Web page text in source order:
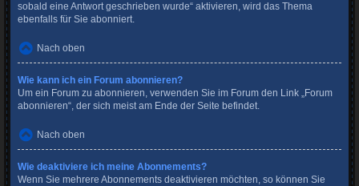
sobald eine Antwort geschrieben wurde“ aktivieren, wird das Thema
ebenfalls für Sie abonniert.
Nach oben
Wie kann ich ein Forum abonnieren?
Um ein Forum zu abonnieren, verwenden Sie im Forum den Link „Forum
abonnieren“, der sich meist am Ende der Seite befindet.
Nach oben
Wie deaktiviere ich meine Abonnements?
Wenn Sie mehrere Abonnements deaktivieren möchten, so können Sie